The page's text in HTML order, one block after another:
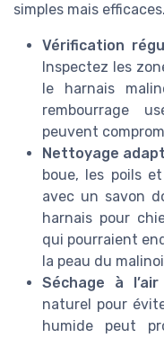
simples mais efficaces.
Vérification
Inspectez les
le harnais
rembourrage
peuvent
Nettoyage
boue, les poils
avec un savon
harnais pour
qui pourraient
la peau du
Séchage à
naturel pour
humide peut